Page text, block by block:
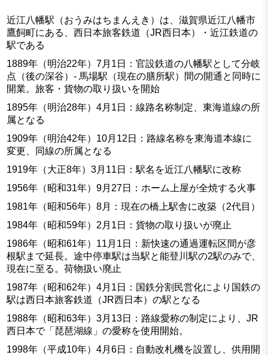
近江八幡駅（おうみはちまんえき）は、滋賀県近江八幡市
鷹飼町にある、西日本旅客鉄道（JR西日本）・近江鉄道の
駅である
1889年（明治22年）7月1日：官設鉄道の八幡駅として分岐
点（後の深谷）- 馬場駅（現在の膳所駅）間の開通と同時に
開業。旅客・貨物の取り扱いを開始
1895年（明治28年）4月1日：線路名称制定、東海道線の所
属となる
1909年（明治42年）10月12日：路線名称を東海道本線に
変更、同線の所属となる
1919年（大正8年）3月11日：駅名を近江八幡駅に改称
1956年（昭和31年）9月27日：ホーム上屋が全焼する火事
1981年（昭和56年）8月：現在の橋上駅舎に改築（2代目）
1984年（昭和59年）2月1日：貨物の取り扱いが廃止
1986年（昭和61年）11月1日：新快速の通過運転区間が彦
根駅まで延長。途中停車駅は当駅と能登川駅の2駅のみで、
現在に至る。荷物扱い廃止
1987年（昭和62年）4月1日：国鉄分割民営化により国鉄の
駅は西日本旅客鉄道（JR西日本）の駅となる
1988年（昭和63年）3月13日：路線愛称の制定により、JR
西日本で「琵琶湖線」の愛称を使用開始。
1998年（平成10年）4月6日：自動改札機を設置し、供用開